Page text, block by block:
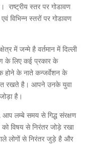
स्तर पर गोडावण
विभिन्न स्तरों पर गोडावण
में जन्मे है वर्तमान में दिल्ली
के लिए कई प्रकार के
होने के नाते कन्जर्वेशन के
रखते है। आपने उनके युवा
है।
लम्बे समय से गिद्ध संरक्षण
विषय से निरंतर जोड़े रखा
लोगों से निरंतर जुड़े है और